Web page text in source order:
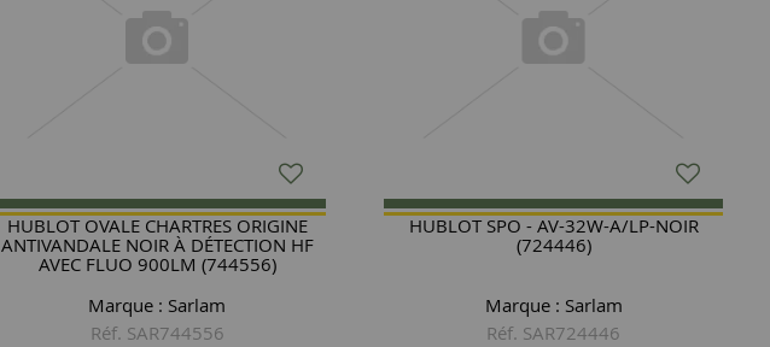
HUBLOT OVALE CHARTRES ORIGINE
ANTIVANDALE NOIR À DÉTECTION HF
AVEC FLUO 900LM (744556)
Marque : Sarlam
Réf. SAR744556
HUBLOT SPO - AV-32W-A/LP-NOIR
(724446)
Marque : Sarlam
Réf. SAR724446